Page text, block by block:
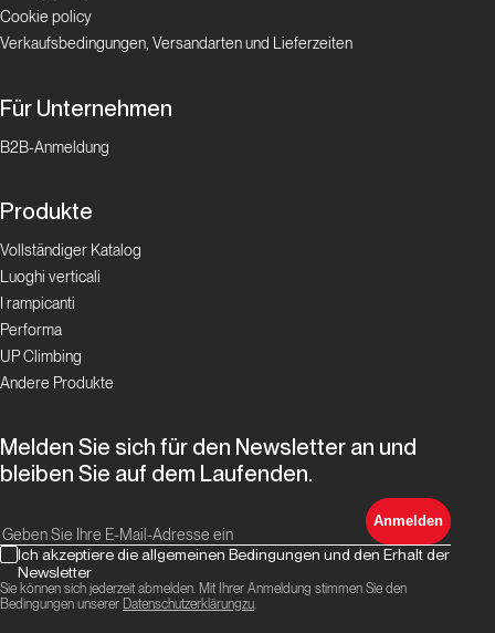
Cookie policy
Verkaufsbedingungen, Versandarten und Lieferzeiten
Für Unternehmen
B2B-Anmeldung
Produkte
Vollständiger Katalog
Luoghi verticali
I rampicanti
Performa
UP Climbing
Andere Produkte
Melden Sie sich für den Newsletter an und
bleiben Sie auf dem Laufenden.
Anmelden
Ich akzeptiere die allgemeinen Bedingungen und den Erhalt der
Newsletter
Sie können sich jederzeit abmelden. Mit Ihrer Anmeldung stimmen Sie den
Bedingungen unserer Datenschutzerklärungzu.